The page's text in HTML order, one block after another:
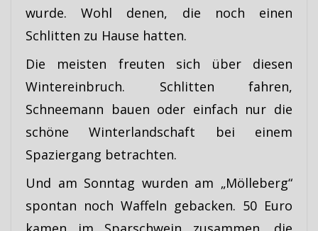
wurde. Wohl denen, die noch einen
Schlitten zu Hause hatten.
Die meisten freuten sich über diesen
Wintereinbruch. Schlitten fahren,
Schneemann bauen oder einfach nur die
schöne Winterlandschaft bei einem
Spaziergang betrachten.
Und am Sonntag wurden am „Mölleberg“
spontan noch Waffeln gebacken. 50 Euro